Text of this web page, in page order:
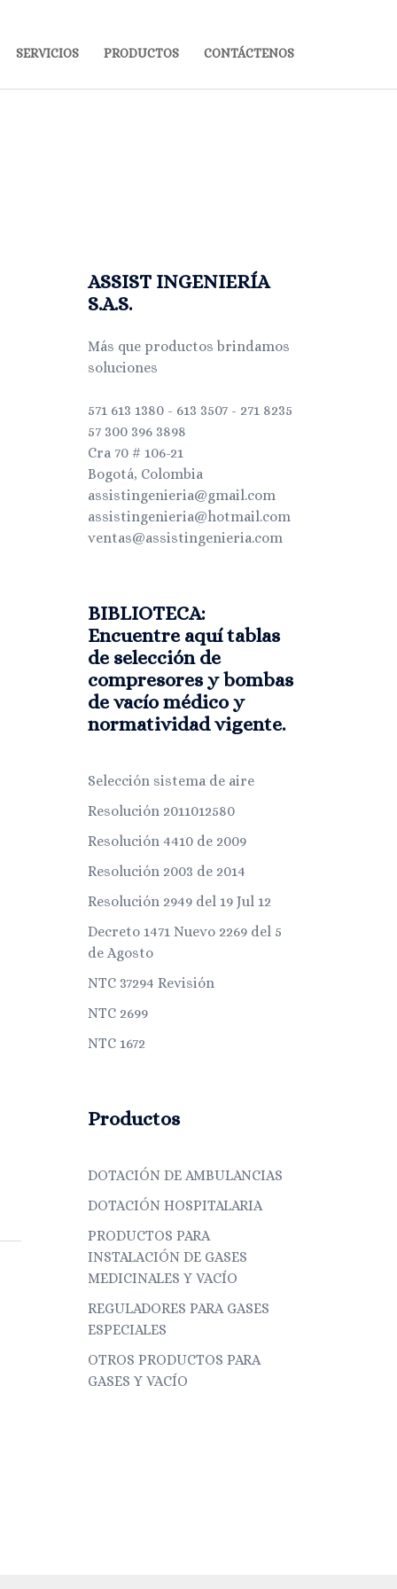
SERVICIOS PRODUCTOS CONTÁCTENOS
ASSIST INGENIERÍA
S.A.S.
Más que productos brindamos
soluciones
571 613 1380 - 613 3507 - 271 8235
57 300 396 3898
Cra 70 # 106-21
Bogotá, Colombia
assistingenieria@gmail.com
assistingenieria@hotmail.com
ventas@assistingenieria.com
BIBLIOTECA:
Encuentre aquí tablas
de selección de
compresores y bombas
de vacío médico y
normatividad vigente.
Selección sistema de aire
Resolución 2011012580
Resolución 4410 de 2009
Resolución 2003 de 2014
Resolución 2949 del 19 Jul 12
Decreto 1471 Nuevo 2269 del 5
de Agosto
NTC 37294 Revisión
NTC 2699
NTC 1672
Productos
DOTACIÓN DE AMBULANCIAS
DOTACIÓN HOSPITALARIA
PRODUCTOS PARA
INSTALACIÓN DE GASES
MEDICINALES Y VACÍO
REGULADORES PARA GASES
ESPECIALES
OTROS PRODUCTOS PARA
GASES Y VACÍO